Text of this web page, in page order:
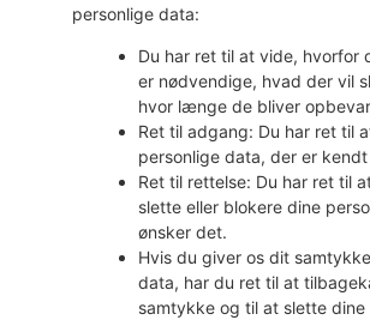
personlige data:
Du har ret til at vide, hvorfor
er nødvendige, hvad der vil
hvor længe de bliver
Ret til adgang: Du har ret til
personlige data, der er
Ret til rettelse: Du har ret til
slette eller blokere dine
ønsker det.
Hvis du giver os dit
data, har du ret til at
samtykke og til at slette